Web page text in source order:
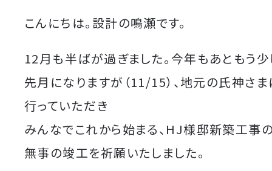
こんにちは。設計の鳴瀬です。
12月も半ばが過ぎました。今年もあともう少
先月になりますが（11/15）、地元の氏神さ
行っていただき
みんなでこれから始まる、HJ様邸新築工事
無事の竣工を祈願いたしました。